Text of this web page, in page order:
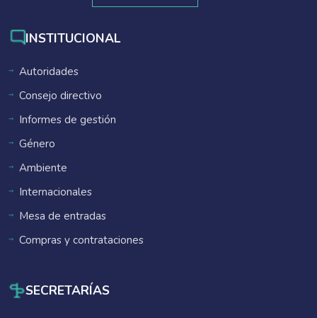
INSTITUCIONAL
Autoridades
Consejo directivo
Informes de gestión
Género
Ambiente
Internacionales
Mesa de entradas
Compras y contrataciones
SECRETARÍAS